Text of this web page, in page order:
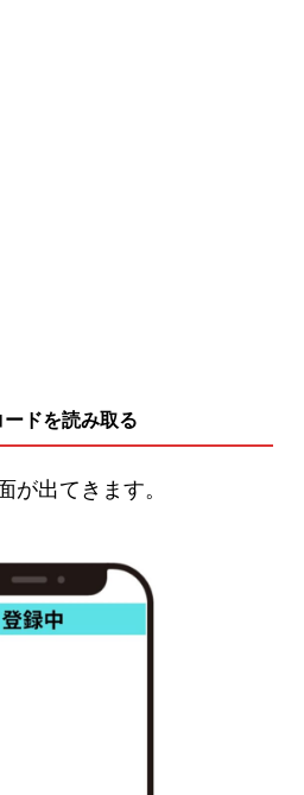
ドを読み取る
が出てきます。